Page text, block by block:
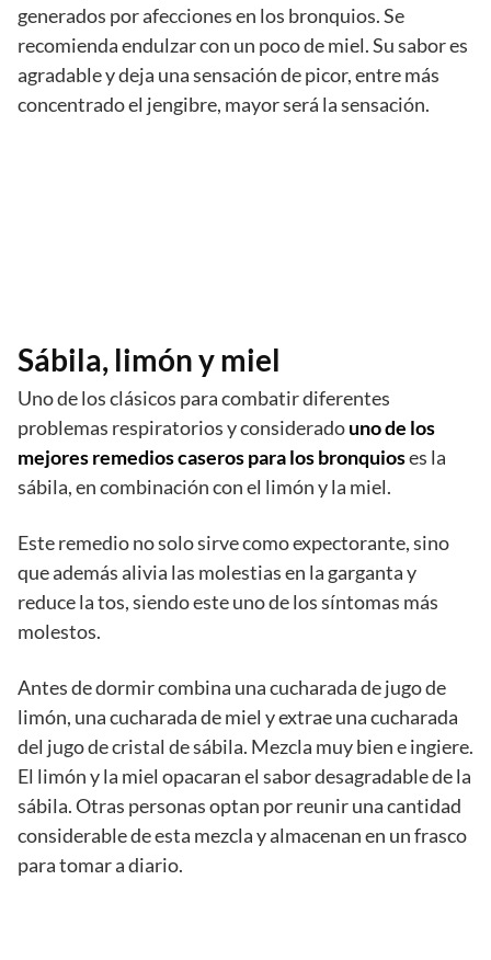
generados por afecciones en los bronquios. Se
recomienda endulzar con un poco de miel. Su sabor es
agradable y deja una sensación de picor, entre más
concentrado el jengibre, mayor será la sensación.
Sábila, limón y miel
Uno de los clásicos para combatir diferentes
problemas respiratorios y consideradouno de los
mejores remedios caseros para los bronquioses la
sábila, en combinación con el limón y la miel.
Este remedio no solo sirve como expectorante, sino
que además alivia las molestias en la garganta y
reduce la tos, siendo este uno de los síntomas más
molestos.
Antes de dormir combina una cucharada de jugo de
limón, una cucharada de miel y extrae una cucharada
del jugo de cristal de sábila. Mezcla muy bien e ingiere.
El limón y la miel opacaran el sabor desagradable de la
sábila. Otras personas optan por reunir una cantidad
considerable de esta mezcla y almacenan en un frasco
para tomar a diario.